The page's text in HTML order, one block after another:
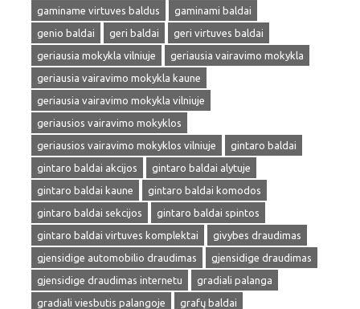
gaminame virtuves baldus
gaminami baldai
genio baldai
geri baldai
geri virtuves baldai
geriausia mokykla vilniuje
geriausia vairavimo mokykla
geriausia vairavimo mokykla kaune
geriausia vairavimo mokykla vilniuje
geriausios vairavimo mokyklos
geriausios vairavimo mokyklos vilniuje
gintaro baldai
gintaro baldai akcijos
gintaro baldai alytuje
gintaro baldai kaune
gintaro baldai komodos
gintaro baldai sekcijos
gintaro baldai spintos
gintaro baldai virtuves komplektai
givybes draudimas
gjensidige automobilio draudimas
gjensidige draudimas
gjensidige draudimas internetu
gradiali palanga
gradiali viesbutis palangoje
grafų baldai